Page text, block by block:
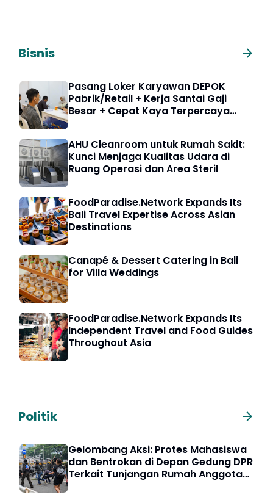
Bisnis
Pasang Loker Karyawan DEPOK
Pabrik/Retail + Kerja Santai Gaji
Besar + Cepat Kaya Terpercaya
AHU Cleanroom untuk Rumah Sakit:
Kunci Menjaga Kualitas Udara di
Ruang Operasi dan Area Steril
FoodParadise.Network Expands Its
Bali Travel Expertise Across Asian
Destinations
Canapé & Dessert Catering in Bali
for Villa Weddings
FoodParadise.Network Expands Its
Independent Travel and Food Guides
Throughout Asia
Politik
Gelombang Aksi: Protes Mahasiswa
dan Bentrokan di Depan Gedung DPR
Terkait Tunjangan Rumah Anggota